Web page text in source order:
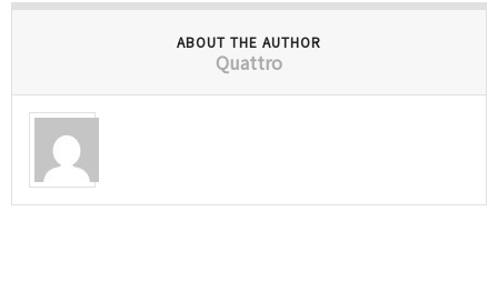
ABOUT THE AUTHOR
Quattro